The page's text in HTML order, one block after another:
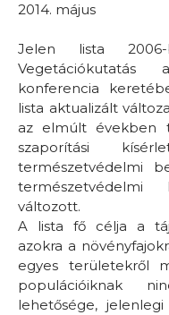
2014. május
Jelen lista
konferencia
lista aktualizált
az elmúlt években
szaporítási
természetvédelmi
változott.
A lista fő célja a
azokra a
egyes területekről
populációiknak
lehetősége,